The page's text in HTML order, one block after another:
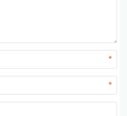
*
*